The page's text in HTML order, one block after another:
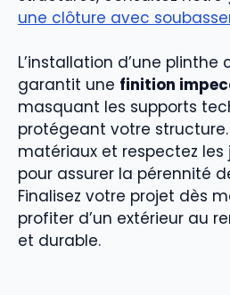
une clôture avec
L’installation d’une
garantit une finition
masquant les supports
protégeant votre structure.
matériaux et respectez
pour assurer la pérennité
Finalisez votre projet dès
profiter d’un extérieur au
et durable.